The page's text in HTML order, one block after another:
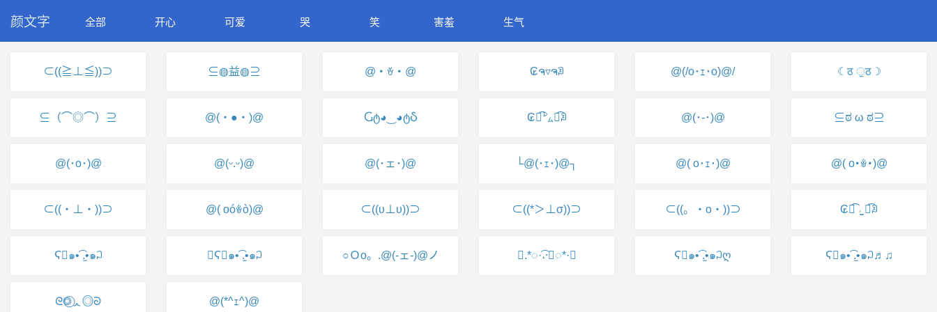
颜文字 全部 开心 可爱 哭 笑 害羞 生气
⊂((≧⊥≦))⊃ ⊆◍益◍⊇ @・ꈊ・@ ₢ຈ▿ຈꀣ @(/o･ｪ･o)@/ ☾ठ ੁठ☽
⊆（⌒◎⌒）⊇ @(・●・)@ Ⴚტ◕‿◕ტჂ ₢⦿͡㍕⦿͡ꀣ @(･-･)@ ⊆ಠ ω ಠ⊇
@(･o･)@ @(ᵕ.ᵕ)@ @(･ェ･)@ └@(･ｪ･)@┐ @( o･ｪ･)@ @( o･ꎴ･)@
⊂((・⊥・))⊃ @( oóꎴò)@ ⊂((υ⊥υ))⊃ ⊂((*＞⊥σ))⊃ ⊂((。・o・))⊃ ₢⦿͡ ˒̫̮ ⦿͡ꀣ
Ϛ⃘๑•͡ .̫•๑꒜ Ϛ⃘๑•͡ .̫•๑꒜ ○Ｏo。.@(-ェ-)@ノ ✧.*◌·͡˔·ོ◌*·✧ Ϛ⃘๑•͡ .̫•๑꒜ღ Ϛ⃘๑•͡ .̫•๑꒜♬♫
ᘓ◎⃝ᆺ◎⃝ᘐ @(*^ｪ^)@